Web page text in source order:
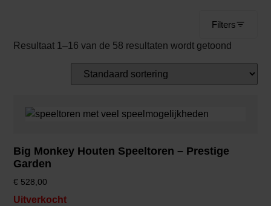
Filters
Resultaat 1–16 van de 58 resultaten wordt getoond
Big Monkey Houten Speeltoren – Prestige
Garden
€ 528,00
Uitverkocht